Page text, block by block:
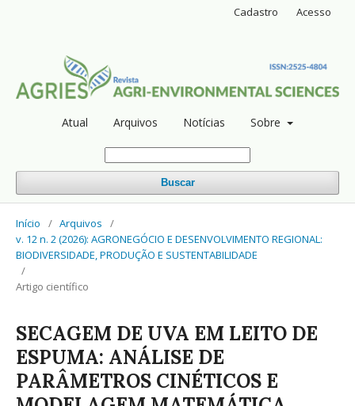
Atual Arquivos Notícias Sobre
Buscar
Cadastro Acesso
Início / Arquivos
/
v. 12 n. 2 (2026): AGRONEGÓCIO E DESENVOLVIMENTO REGIONAL:
BIODIVERSIDADE, PRODUÇÃO E SUSTENTABILIDADE
/
Artigo científico
SECAGEM DE UVA EM LEITO DE
ESPUMA: ANÁLISE DE
PARÂMETROS CINÉTICOS E